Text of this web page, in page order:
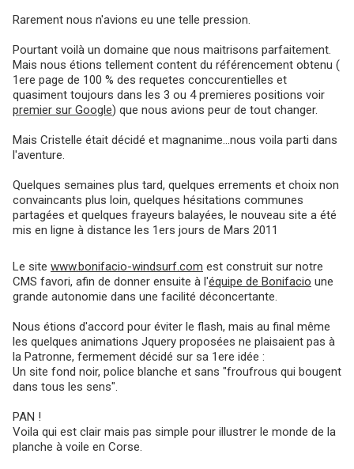
Rarement nous n'avions eu une telle pression.
Pourtant voilà un domaine que nous maitrisons parfaitement.
Mais nous étions tellement content du référencement obtenu (
1ere page de 100 % des requetes conccurentielles et
quasiment toujours dans les 3 ou 4 premieres positions voir
premier sur Google) que nous avions peur de tout changer.
Mais Cristelle était décidé et magnanime...nous voila parti dans
l'aventure.
Quelques semaines plus tard, quelques errements et choix non
convaincants plus loin, quelques hésitations communes
partagées et quelques frayeurs balayées, le nouveau site a été
mis en ligne à distance les 1ers jours de Mars 2011
Le site www.bonifacio-windsurf.com est construit sur notre
CMS favori, afin de donner ensuite à l'équipe de Bonifacio une
grande autonomie dans une facilité déconcertante.
Nous étions d'accord pour éviter le flash, mais au final même
les quelques animations Jquery proposées ne plaisaient pas à
la Patronne, fermement décidé sur sa 1ere idée :
Un site fond noir, police blanche et sans "froufrous qui bougent
dans tous les sens".
PAN !
Voila qui est clair mais pas simple pour illustrer le monde de la
planche à voile en Corse.